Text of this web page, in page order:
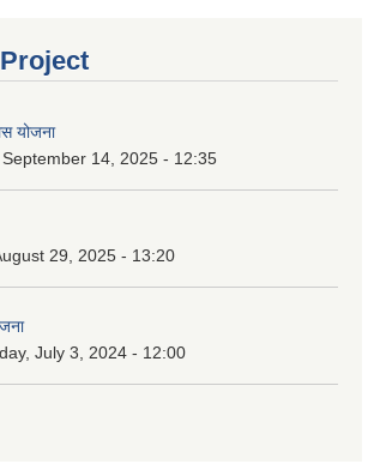
योजना
September 14, 2025 - 12:35
29, 2025 - 13:20
July 3, 2024 - 12:00